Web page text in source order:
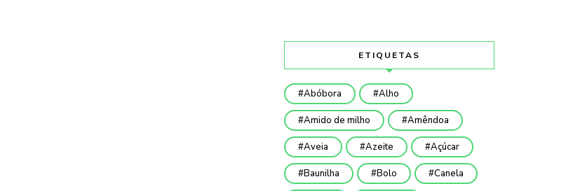
ETIQUETAS
Abóbora Alho
Amido de milho Amêndoa
Aveia Azeite Açúcar
Baunilha Bolo Canela